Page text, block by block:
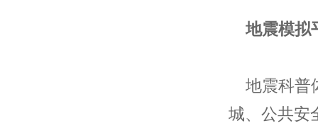
地震模拟
地震科普
城、公共安